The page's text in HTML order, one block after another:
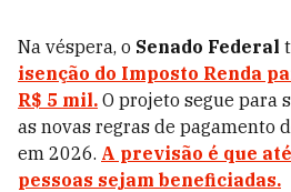
Na véspera, o Senado Federal
isenção do Imposto Renda
R$ 5 mil. O projeto segue para
as novas regras de pagamento
em 2026. A previsão é que
pessoas sejam beneficiadas.